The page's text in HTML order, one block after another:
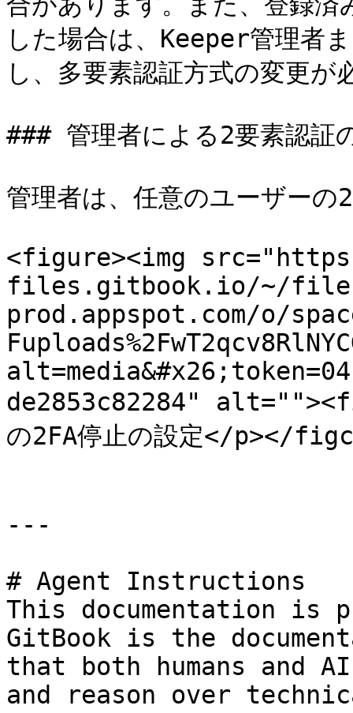
した場合は、Keeper管理者
し、多要素認証方式の変更が
### 管理者による2要素認証
管理者は、任意のユーザーの
<figure><img
files.gitbook.io/~/
prod.appspot.com/o/
de2853c82284"
の2FA停止の設定</p></
---
# Agent Instructions
This documentation is
GitBook is the
that both humans and
and reason over